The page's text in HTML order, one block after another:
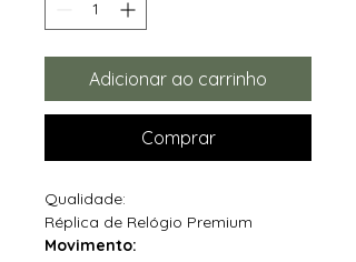
Adicionar ao carrinho
Comprar
Qualidade:
Réplica de Relógio Premium
Movimento: